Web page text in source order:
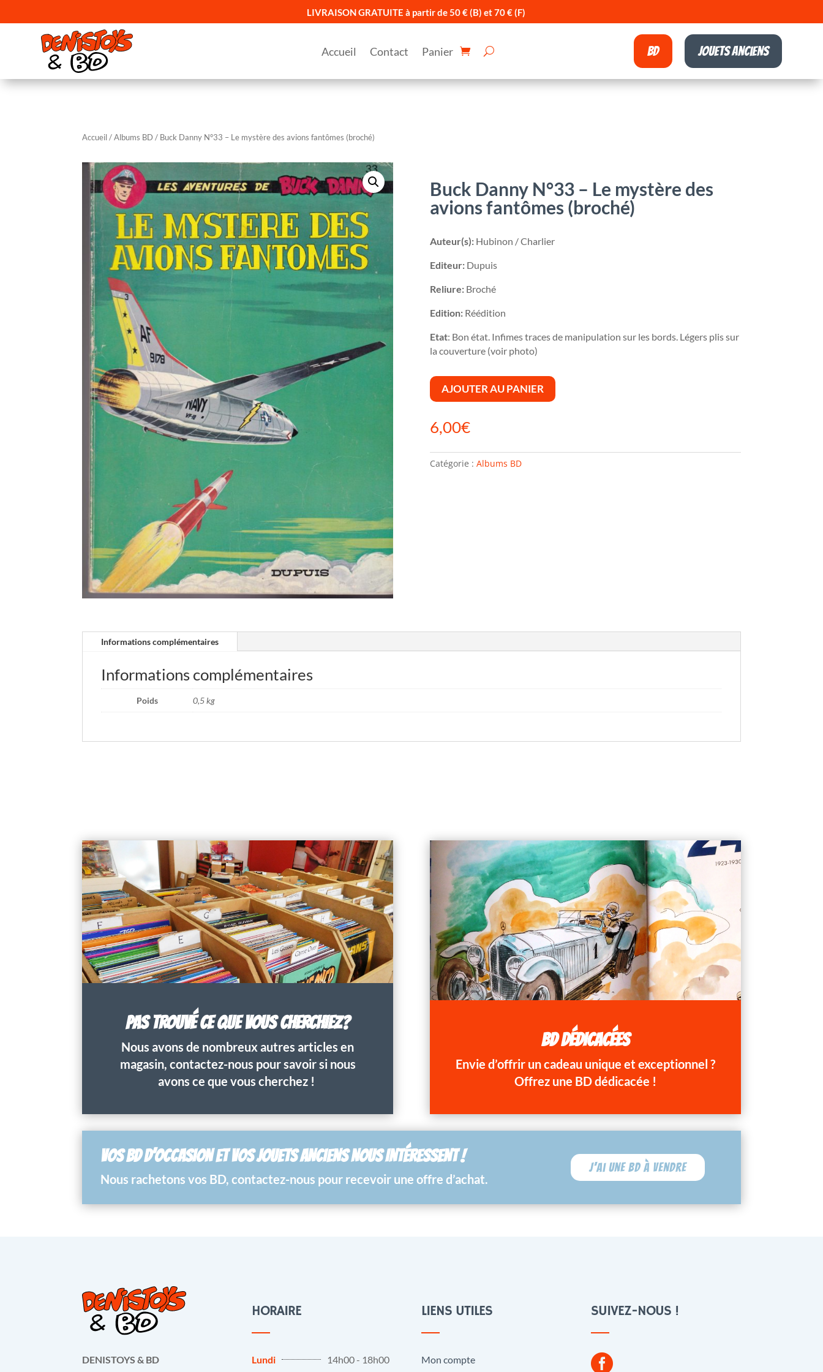
LIVRAISON GRATUITE à partir de 50 € (B) et 70 € (F)
Accueil Contact Panier BD Jouets anciens
Accueil/Albums BD / Buck Danny N°33 – Le mystère des avions fantômes (broché)
Buck Danny N°33 – Le mystère des
avions fantômes (broché)
Auteur(s):Hubinon / Charlier
Editeur:Dupuis
Reliure:Broché
Edition:Réédition
Etat: Bon état. Infimes traces de manipulation sur les bords. Légers plis sur
la couverture (voir photo)
AJOUTER AU PANIER
6,00€
Catégorie : Albums BD
Informations complémentaires
Informations complémentaires
Poids 0,5 kg
PAS TROUVÉ CE QUE VOUS CHERCHIEZ?
Nous avons de nombreux autres articles en
magasin, contactez-nous pour savoir si nous
avons ce que vous cherchez !
BD DÉDICACÉES
Envie d’offrir un cadeau unique et exceptionnel ?
Offrez une BD dédicacée !
VOS BD D’OCCASION ET VOS JOUETS ANCIENS NOUS INTÉRESSENT !
Nous rachetons vos BD, contactez-nous pour recevoir une offre d’achat.
J'ai une BD à vendre
DENISTOYS & BD
HORAIRE
Lundi 14h00 - 18h00
LIENS UTILES
Mon compte
SUIVEZ-NOUS !
